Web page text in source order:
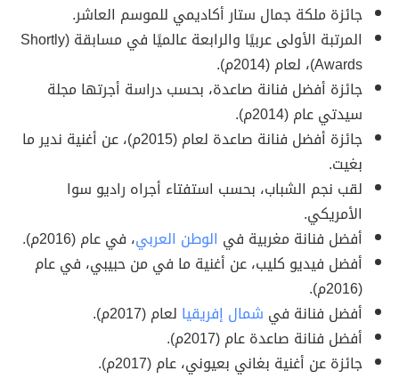
جائزة ملكة جمال ستار أكاديمي للموسم العاشر.
المرتبة الأولى عربيًا والرابعة عالميًا في مسابقة (Shortly
Awards)، لعام (2014م).
جائزة أفضل فنانة صاعدة، بحسب دراسة أجرتها مجلة
سيدتي عام (2014م).
جائزة أفضل فنانة صاعدة لعام (2015م)، عن أغنية ندير ما
بغيت.
لقب نجم الشباب، بحسب استفتاء أجراه راديو سوا
الأمريكي.
أفضل فنانة مغربية في الوطن العربي، في عام (2016م).
أفضل فيديو كليب، عن أغنية ما في من حبيبي، في عام
(2016م).
أفضل فنانة في شمال إفريقيا لعام (2017م).
أفضل فنانة صاعدة عام (2017م).
جائزة عن أغنية بغاني بعيوني، عام (2017م).